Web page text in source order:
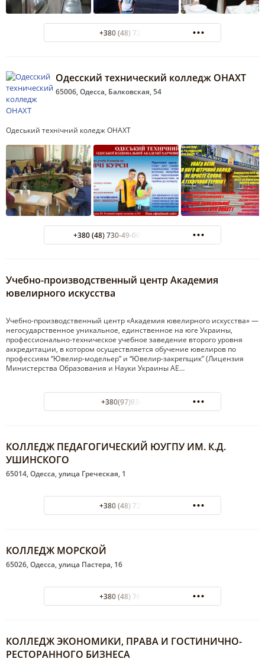
+380 (48) 725-21-11
Одесский технический колледж ОНАХТ
65006, Одесса, Балковская, 54
Одеський технічний коледж ОНАХТ
+380 (48) 730-49-00 Факс: 7304901
Учебно-производственный центр Академия
ювелирного искусства
Учебно-производственный центр «Академия ювелирного искусства» —
негосударственное уникальное, единственное на юге Украины,
профессионально-техническое учебное заведение второго уровня
аккредитации, в котором осуществляется обучение ювелиров по
профессиям “Ювелир-модельер” и “Ювелир-закрепщик” (Лицензия
Министерства Образования и Науки Украины АЕ…
+380(97)938-31-41
КОЛЛЕДЖ ПЕДАГОГИЧЕСКИЙ ЮУГПУ ИМ. К.Д.
УШИНСКОГО
65014, Одесса, улица Греческая, 1
+380 (48) 725-63-89
КОЛЛЕДЖ МОРСКОЙ
65026, Одесса, улица Пастера, 16
+380 (48) 760-19-86
КОЛЛЕДЖ ЭКОНОМИКИ, ПРАВА И ГОСТИНИЧНО-
РЕСТОРАННОГО БИЗНЕСА